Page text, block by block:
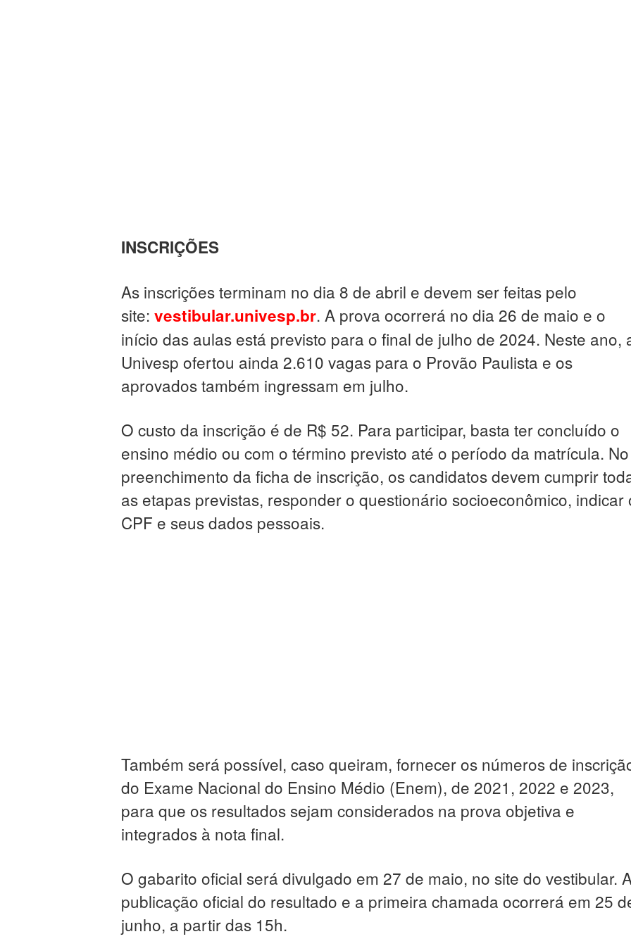
INSCRIÇÕES
As inscrições terminam no dia 8 de abril e devem ser feitas pelo
site: vestibular.univesp.br. A prova ocorrerá no dia 26 de maio e o
início das aulas está previsto para o final de julho de 2024. Neste ano,
Univesp ofertou ainda 2.610 vagas para o Provão Paulista e os
aprovados também ingressam em julho.
O custo da inscrição é de R$ 52. Para participar, basta ter concluído o
ensino médio ou com o término previsto até o período da matrícula. No
preenchimento da ficha de inscrição, os candidatos devem cumprir
as etapas previstas, responder o questionário socioeconômico, indicar
CPF e seus dados pessoais.
Também será possível, caso queiram, fornecer os números de
do Exame Nacional do Ensino Médio (Enem), de 2021, 2022 e 2023,
para que os resultados sejam considerados na prova objetiva e
integrados à nota final.
O gabarito oficial será divulgado em 27 de maio, no site do vestibular.
publicação oficial do resultado e a primeira chamada ocorrerá em 25
junho, a partir das 15h.